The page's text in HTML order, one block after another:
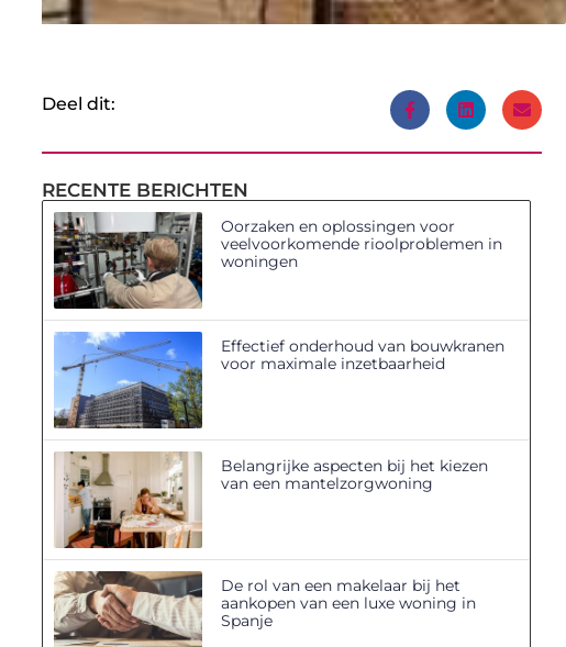
Deel dit:
RECENTE BERICHTEN
Oorzaken en oplossingen voor
veelvoorkomende rioolproblemen in
woningen
Effectief onderhoud van bouwkranen
voor maximale inzetbaarheid
Belangrijke aspecten bij het kiezen
van een mantelzorgwoning
De rol van een makelaar bij het
aankopen van een luxe woning in
Spanje